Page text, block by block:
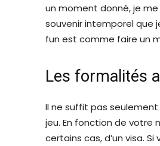
un moment donné, je
souvenir intemporel que
fun est comme faire un
Les formalités
Il ne suffit pas
jeu. En fonction de votre
certains cas, d’un visa.